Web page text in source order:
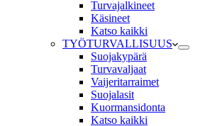
Turvajalkineet
Käsineet
Katso kaikki
TYÖTURVALLISUUS
Suojakypärä
Turvavaljaat
Vaijeritarraimet
Suojalasit
Kuormansidonta
Katso kaikki